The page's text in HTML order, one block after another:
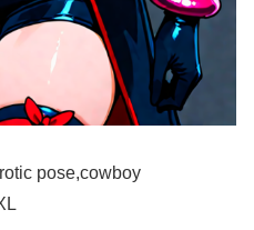
pose,cowboy